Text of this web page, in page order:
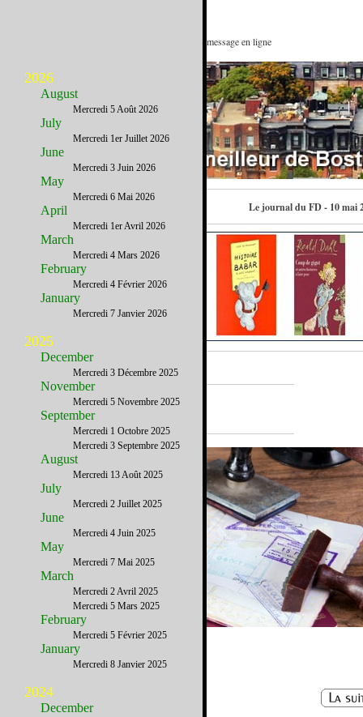
1 visa, 2 possibilités : Voir ce message en ligne
Contactez-nous Le journal du FD - 10 mai
A la Une
Le visa B-1/B-2
2026
August
Mercredi 5 Août 2026
July
Mercredi 1er Juillet 2026
June
Mercredi 3 Juin 2026
May
Mercredi 6 Mai 2026
April
Mercredi 1er Avril 2026
March
Mercredi 4 Mars 2026
February
Mercredi 4 Février 2026
January
Mercredi 7 Janvier 2026
2025
December
Mercredi 3 Décembre 2025
November
Mercredi 5 Novembre 2025
September
Mercredi 1 Octobre 2025
Mercredi 3 Septembre 2025
August
Mercredi 13 Août 2025
July
Mercredi 2 Juillet 2025
June
Mercredi 4 Juin 2025
May
Mercredi 7 Mai 2025
March
Mercredi 2 Avril 2025
Mercredi 5 Mars 2025
February
Mercredi 5 Février 2025
January
Mercredi 8 Janvier 2025
2024
December